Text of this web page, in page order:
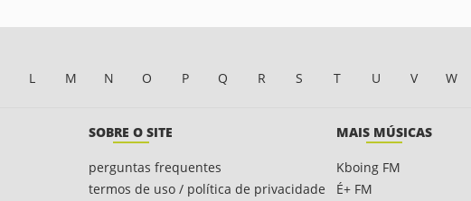
L M N O P Q R S T U V W
SOBRE O SITE
perguntas frequentes
termos de uso / política de privacidade
MAIS MÚSICAS
Kboing FM
É+ FM